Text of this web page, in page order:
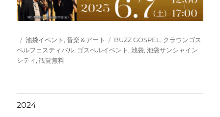
投
稿
日:
カ
テ
ゴ
池袋イベント ,音楽＆アート
タ
グ
BUZZ GOSPEL , クラウンゴス
ペルフェスティバル, ゴスペルイベント ,池袋,池袋サンシャイン
シティ,観覧無料
2024